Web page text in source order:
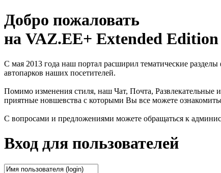
Добро пожаловать
на VAZ.EE+ Extended Edition
С мая 2013 года наш портал расширил тематические
автопарков наших посетителей.
Помимо изменения стиля, наш Чат, Почта, Развлекательные
приятные новшевства с которыми Вы все можете
С вопросами и предложениями можете обращаться к
Вход для пользователей